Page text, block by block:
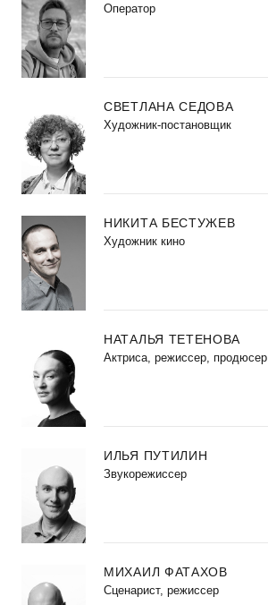
Оператор
СВЕТЛАНА СЕДОВА
Художник-постановщик
НИКИТА БЕСТУЖЕВ
Художник кино
НАТАЛЬЯ ТЕТЕНОВА
Актриса, режиссер, продюсер
ИЛЬЯ ПУТИЛИН
Звукорежиссер
МИХАИЛ ФАТАХОВ
Cценарист, режиссер